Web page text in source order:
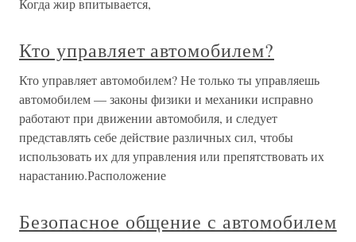
Когда жир впитывается,
Кто управляет автомобилем?
Кто управляет автомобилем? Не только ты управляешь
автомобилем — законы физики и механики исправно
работают при движении автомобиля, и следует
представлять себе действие различных сил, чтобы
использовать их для управления или препятствовать их
нарастанию.Расположение
Безопасное общение с автомобилем